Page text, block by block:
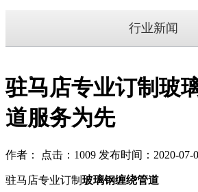
行业新闻
驻马店专业订制玻
道服务为先
作者： 点击：1009 发布时间：2020-07-
驻马店专业订制 玻璃钢缠绕管道